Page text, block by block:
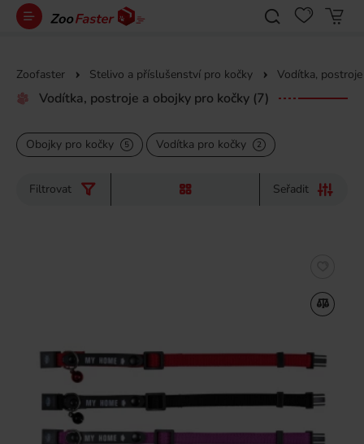
Zoofaster Stelivo a příslušenství pro kočky Vodítka,
Vodítka, postroje a obojky pro kočky (7)
Obojky pro kočky 5 Vodítka pro kočky 2
Filtrovat Seřadit